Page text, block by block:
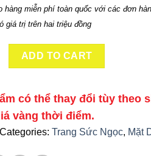
miễn phí toàn quốc với các đơn
giá trị trên hai triệu đồng
Vàng 24K 9999 Cẩm Thạch Ngọc
ADD TO CART
có thể thay đổi tùy theo
vàng thời điểm.
Categories: Trang Sức Ngọc, Mặt